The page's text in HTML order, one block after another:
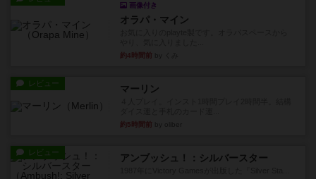
画像付き
オラパ・マイン
約4時間前
レビュー マーリン
約5時間前
レビュー アンブッシュ！：シルバースター